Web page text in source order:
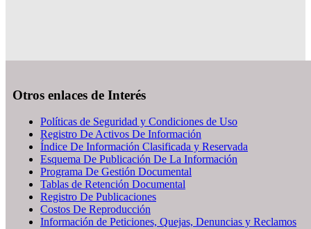
Otros enlaces de Interés
Políticas de Seguridad y Condiciones de Uso
Registro De Activos De Información
Índice De Información Clasificada y Reservada
Esquema De Publicación De La Información
Programa De Gestión Documental
Tablas de Retención Documental
Registro De Publicaciones
Costos De Reproducción
Información de Peticiones, Quejas, Denuncias y Reclamos